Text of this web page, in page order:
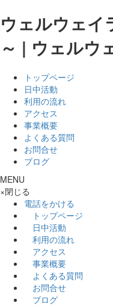
ウェルウェイ
～ | ウェルウ
トップページ
日中活動
利用の流れ
アクセス
事業概要
よくある質問
お問合せ
ブログ
MENU
×閉じる
電話をかける
トップページ
日中活動
利用の流れ
アクセス
事業概要
よくある質問
お問合せ
ブログ